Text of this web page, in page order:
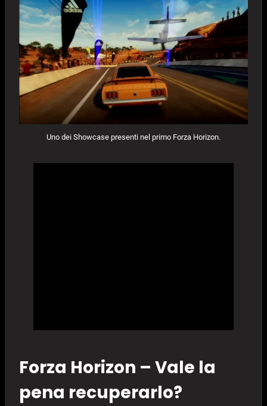
Uno dei Showcase presenti nel primo Forza Horizon.
Forza Horizon – Vale la
pena recuperarlo?